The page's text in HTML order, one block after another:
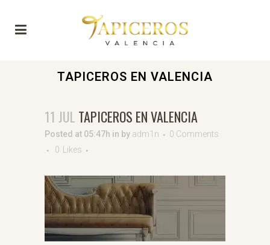
TAPICEROS EN VALENCIA
11 JUL TAPICEROS EN VALENCIA
Posted at 05:47h in by adm1n
0 Comments
0
Likes